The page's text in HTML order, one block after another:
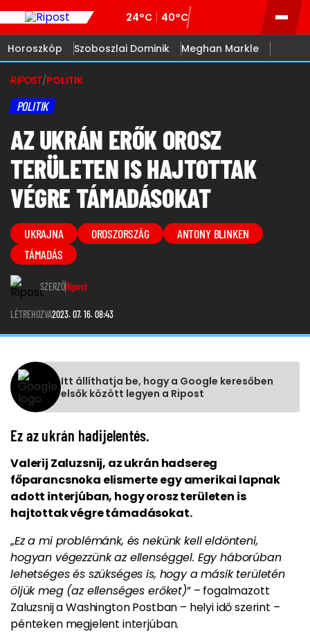
24°C 40°C
Horoszkóp Szoboszlai Dominik Meghan Markle
RIPOST/POLITIK
POLITIK
AZ UKRÁN ERŐK OROSZ
TERÜLETEN IS HAJTOTTAK
VÉGRE TÁMADÁSOKAT
UKRAJNA OROSZORSZÁG
ANTONY BLINKEN
TÁMADÁS
SZERZŐRipost
LÉTREHOZVA2023. 07. 16. 08:43
Itt állíthatja be, hogy a Google keresőben
elsők között legyen a Ripost
Ez az ukrán hadijelentés.
Valerij Zaluzsnij, az ukrán hadsereg
főparancsnoka elismerte egy amerikai lapnak
adott interjúban, hogy orosz területen is
hajtottak végre támadásokat.
„Ez a mi problémánk, és nekünk kell eldönteni,
hogyan végezzünk az ellenséggel. Egy háborúban
lehetséges és szükséges is, hogy a másik területén
öljük meg (az ellenséges erőket)” – fogalmazott
Zaluzsnij a Washington Postban – helyi idő szerint –
pénteken megjelent interjúban.